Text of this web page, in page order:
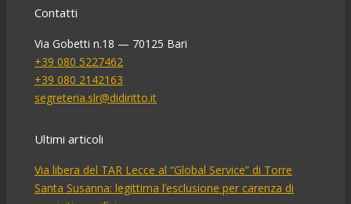
Contatti
Via Gobetti n.18 — 70125 Bari
+39 080 5227462
+39 080 2142163
segreteria.slr@didiritto.it
Ultimi articoli
Via libera del TAR Lecce al “Global Service” di Torre
Santa Susanna: legittima l’esclusione per carenza di